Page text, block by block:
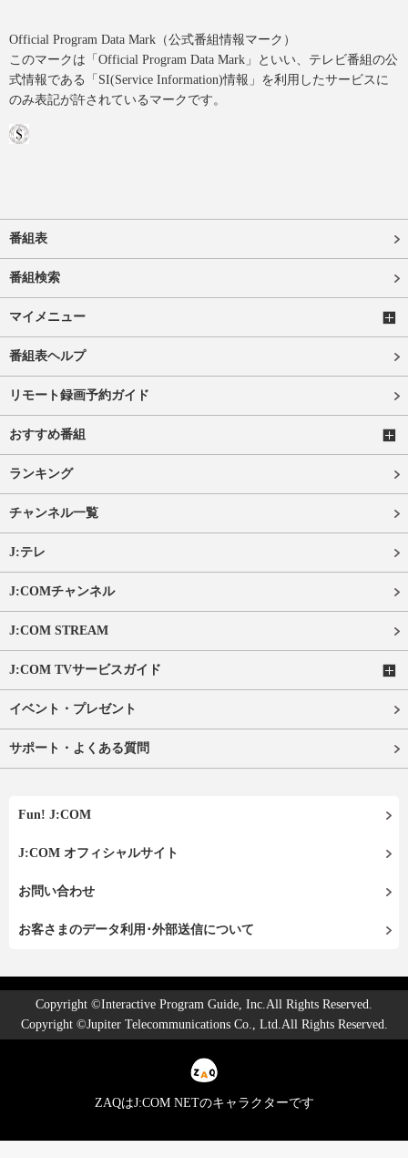
Official Program Data Mark（公式番組情報マーク）
このマークは「Official Program Data Mark」といい、テレビ番組の公
式情報である「SI(Service Information)情報」を利用したサービスに
のみ表記が許されているマークです。
番組表
番組検索
マイメニュー
番組表ヘルプ
リモート録画予約ガイド
おすすめ番組
ランキング
チャンネル一覧
J:テレ
J:COMチャンネル
J:COM STREAM
J:COM TVサービスガイド
イベント・プレゼント
サポート・よくある質問
Fun! J:COM
J:COM オフィシャルサイト
お問い合わせ
お客さまのデータ利用･外部送信について
Copyright ©Interactive Program Guide, Inc.All Rights Reserved.
Copyright ©Jupiter Telecommunications Co., Ltd.All Rights Reserved.
ZAQはJ:COM NETのキャラクターです